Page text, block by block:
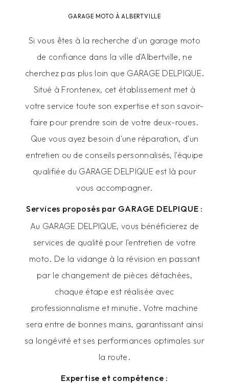
GARAGE MOTO À ALBERTVILLE
Si vous êtes à la recherche d'un garage moto
de confiance dans la ville d'Albertville, ne
cherchez pas plus loin que GARAGE DELPIQUE.
Situé à Frontenex, cet établissement met à
votre service toute son expertise et son savoir-
faire pour prendre soin de votre deux-roues.
Que vous ayez besoin d'une réparation, d'un
entretien ou de conseils personnalisés, l'équipe
qualifiée du GARAGE DELPIQUE est là pour
vous accompagner.
Services proposés par GARAGE DELPIQUE :
Au GARAGE DELPIQUE, vous bénéficierez de
services de qualité pour l'entretien de votre
moto. De la vidange à la révision en passant
par le changement de pièces détachées,
chaque étape est réalisée avec
professionnalisme et minutie. Votre machine
sera entre de bonnes mains, garantissant ainsi
sa longévité et ses performances optimales sur
la route.
Expertise et compétence :